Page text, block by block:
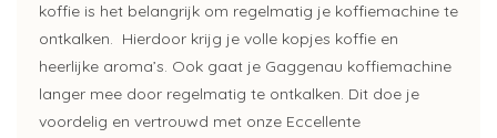
koffie is het belangrijk om regelmatig je koffiemachine te
ontkalken. Hierdoor krijg je volle kopjes koffie en
heerlijke aroma’s. Ook gaat je Gaggenau koffiemachine
langer mee door regelmatig te ontkalken. Dit doe je
voordelig en vertrouwd met onze Eccellente